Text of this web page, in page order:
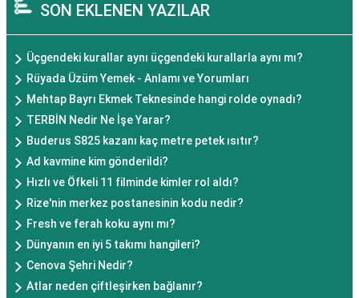
SON EKLENEN YAZILAR
Üçgendeki kurallar aynı üçgendeki kurallarla aynı mı?
Rüyada Üzüm Yemek - Anlamı ve Yorumları
Mehtap Bayrı Ekmek Teknesinde hangi rolde oynadı?
TERBİN Nedir Ne İşe Yarar?
Buderus S825 kazanı kaç metre petek ısıtır?
Ad kavmine kim gönderildi?
Hızlı ve Öfkeli 11 filminde kimler rol aldı?
Rize'nin merkez postanesinin kodu nedir?
Fresh ve ferah koku aynı mı?
Dünyanın en iyi 5 takımı hangileri?
Cenova Şehri Nedir?
Atlar neden çiftleşirken bağlanır?